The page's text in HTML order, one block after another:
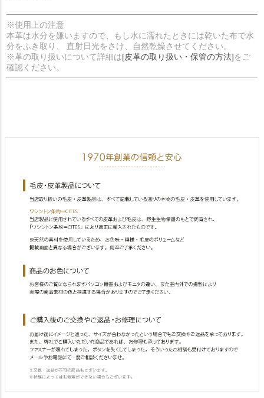
※使用上の注意
本革は水分を嫌いますので、もし水に濡れたときには乾いた布で水
分をふき取り、 直射日光をさけ、自然乾燥させてください。
※革の取り扱いについて詳細は[皮革の取り扱い・保管の方法]をご
確認ください。